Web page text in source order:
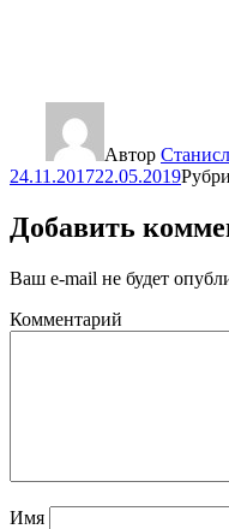
Автор
24.11.201722.05.2019
Добавить
Ваш e-mail не будет
Комментарий
Имя